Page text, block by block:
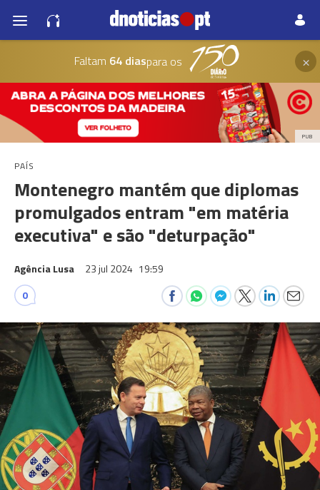
Faltam 64 diaspara os ×
PUB
PAÍS
Montenegro mantém que diplomas
promulgados entram "em matéria
executiva" e são "deturpação"
Agência Lusa 23 jul 2024 19:59
0